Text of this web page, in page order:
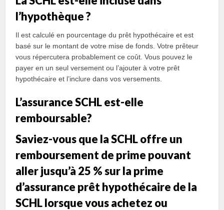
l’hypothèque ?
Il est calculé en pourcentage du prêt hypothécaire et est
basé sur le montant de votre mise de fonds. Votre prêteur
vous répercutera probablement ce coût. Vous pouvez le
payer en un seul versement ou l’ajouter à votre prêt
hypothécaire et l’inclure dans vos versements.
L’assurance SCHL est-elle
remboursable?
Saviez-vous que la SCHL offre un
remboursement de prime pouvant
aller jusqu’à 25 % sur la prime
d’assurance prêt hypothécaire de la
SCHL lorsque vous achetez ou